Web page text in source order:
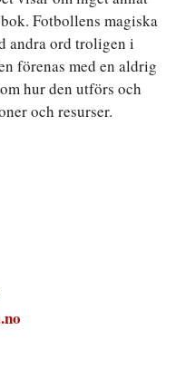
Fotbollens magiska
andra ord troligen i
förenas med en aldrig
hur den utförs och
och resurser.